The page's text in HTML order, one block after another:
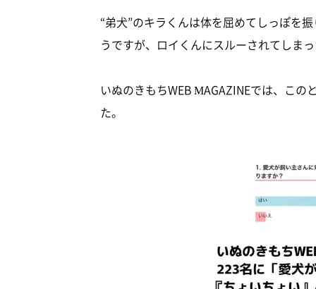
“弟犬”のキラくんは体を屈めてしっぽを
うですが、ロイくんにスルーされてしま
いぬのきもちWEB MAGAZINEでは、こ
た。